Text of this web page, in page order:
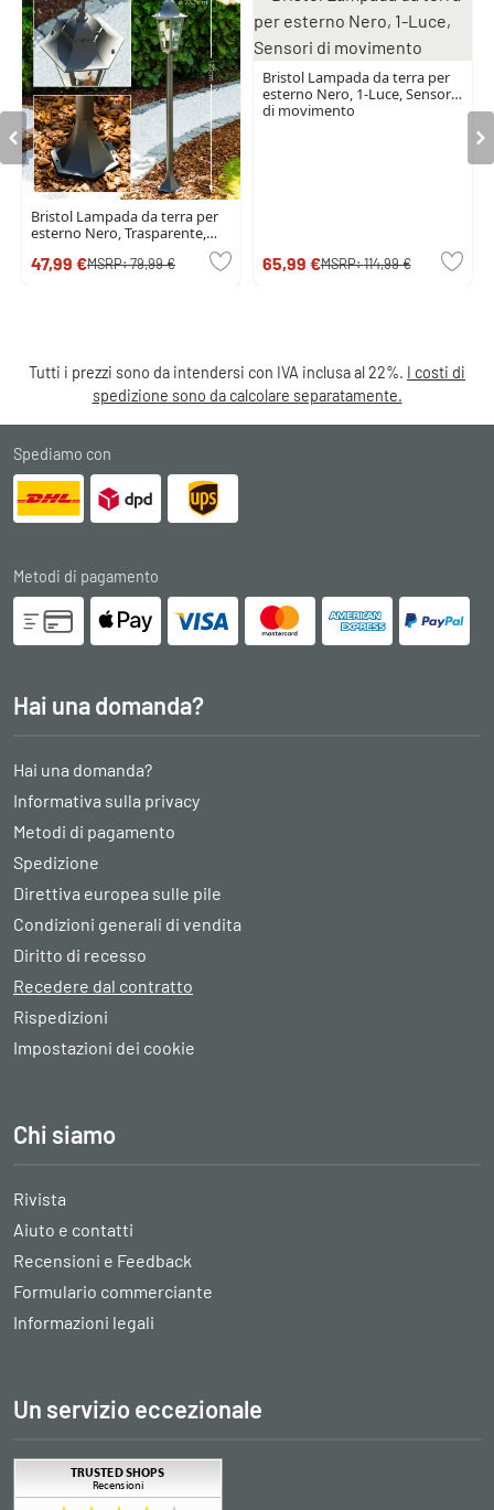
Bristol Lampada da terra per
esterno Nero, Trasparente,
47,99 €MSRP:79,99 €
Bristol Lampada da terra per
esterno Nero, 1-Luce, Sensori
di movimento
65,99 €MSRP:114,99 €
Tutti i prezzi sono da intendersi con IVA inclusa al 22%. I costi di
spedizione sono da calcolare separatamente.
Spediamo con
Metodi di pagamento
Hai una domanda?
Hai una domanda?
Informativa sulla privacy
Metodi di pagamento
Spedizione
Direttiva europea sulle pile
Condizioni generali di vendita
Diritto di recesso
Recedere dal contratto
Rispedizioni
Impostazioni dei cookie
Chi siamo
Rivista
Aiuto e contatti
Recensioni e Feedback
Formulario commerciante
Informazioni legali
Un servizio eccezionale